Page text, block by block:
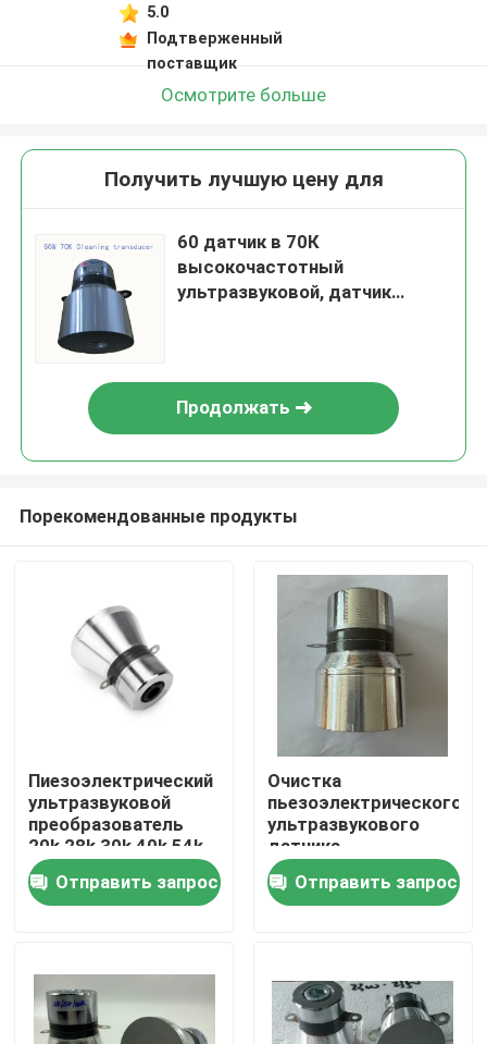
Дом
О нас
5.0
Подтверженный
поставщик
Осмотрите больше
Получить лучшую цену для
60 датчик в 70К
высокочастотный
ультразвуковой, датчик
Продолжать
Порекомендованные продукты
Пиезоэлектрический
ультразвуковой
преобразователь
20k 28k 30k 40k 54k
Отправить запрос
Очистка
пьезоэлектрического
ультразвукового
датчика
Отправить запрос